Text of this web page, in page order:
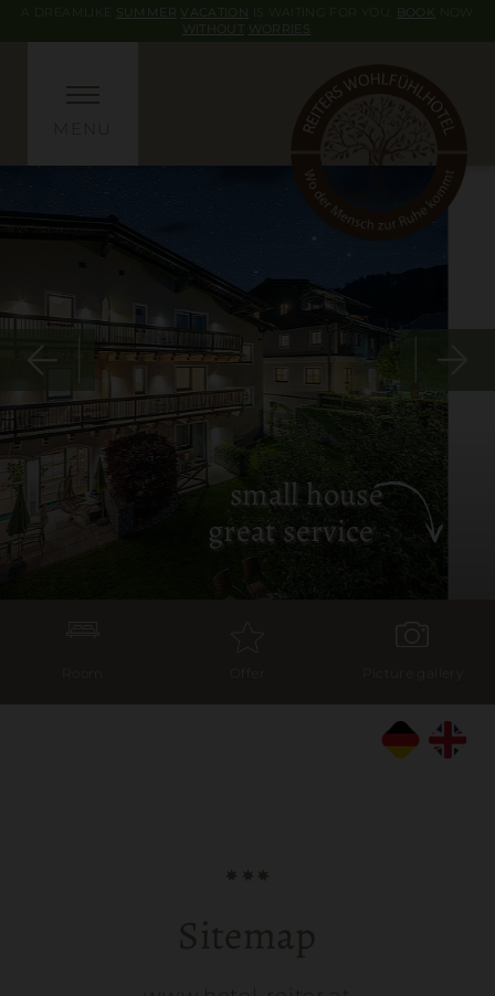
A DREAMLIKE SUMMER VACATION IS WAITING FOR YOU.
NOW
WITHOUT
WORRIES
small house
great service